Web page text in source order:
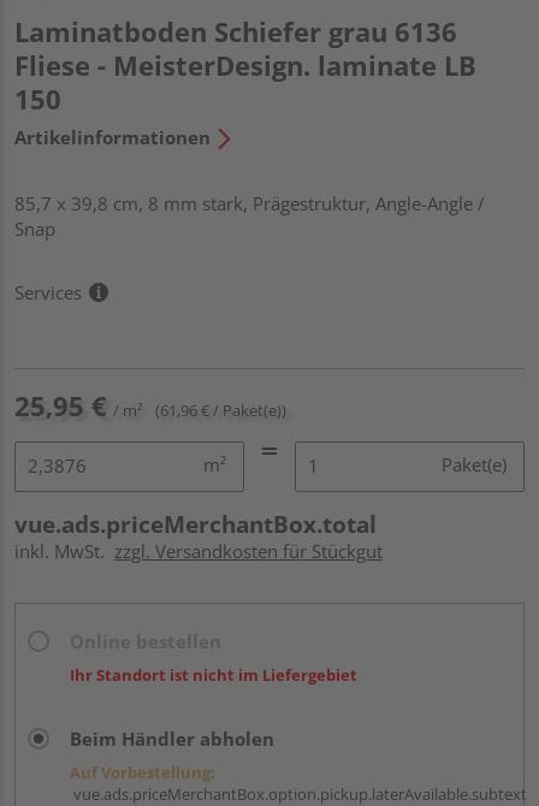
Laminatboden Schiefer grau 6136
Fliese - MeisterDesign. laminate LB
150
Artikelinformationen
85,7 x 39,8 cm, 8 mm stark, Prägestruktur, Angle-Angle /
Snap
Services
25,95 € / m² (61,96 € / Paket(e))
m² Paket(e)
vue.ads.priceMerchantBox.total
inkl. MwSt. zzgl. Versandkosten für Stückgut
Ihr Standort ist nicht im Liefergebiet
Beim Händler abholen
Auf Vorbestellung:
vue.ads.priceMerchantBox.option.pickup.laterAvailable.subtext